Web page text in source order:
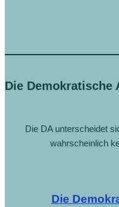
Die Demokratische
Die DA unterscheidet
wahrscheinlich
Die